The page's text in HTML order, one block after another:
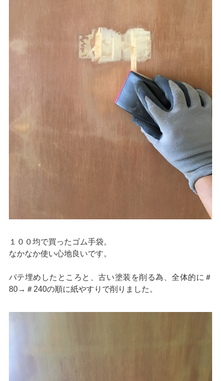
１００均で買ったゴム手袋。
なかなか使い心地良いです。
パテ埋めしたところと、古い塗装を削る為、全体的に＃
80→＃240の順に紙やすりで削りました。